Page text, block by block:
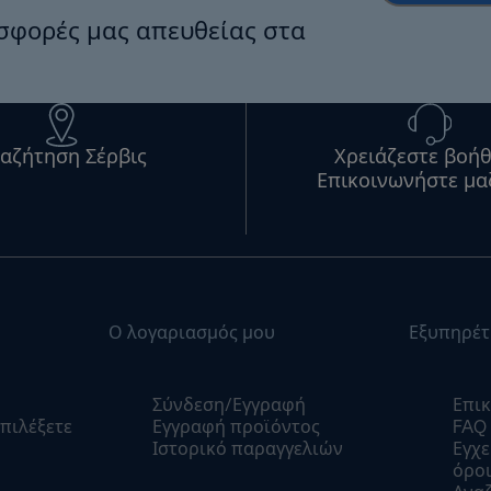
μας απευθείας στα
Σέρβις
Χρειάζεστε
Επικοινωνήστε
Ο λογαριασμός μου
Σύνδεση/Εγγραφή
Εγγραφή προϊόντος
Ιστορικό παραγγελιών
FAQ